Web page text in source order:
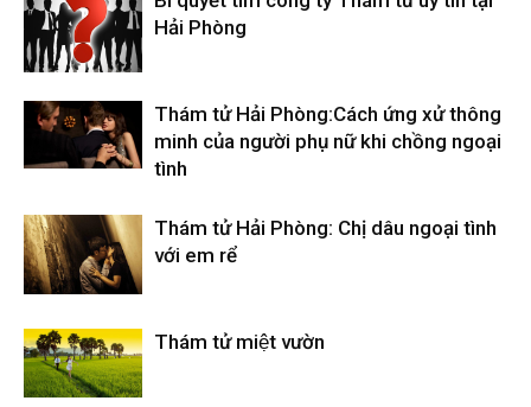
Hải Phòng
Thám tử Hải Phòng:Cách ứng xử thông
minh của người phụ nữ khi chồng ngoại
tình
Thám tử Hải Phòng: Chị dâu ngoại tình
với em rể
Thám tử miệt vườn